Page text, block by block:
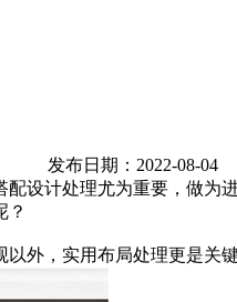
发布日期：2022-08-04
设计处理尤为重要，做
？
外，实用布局处理更是关